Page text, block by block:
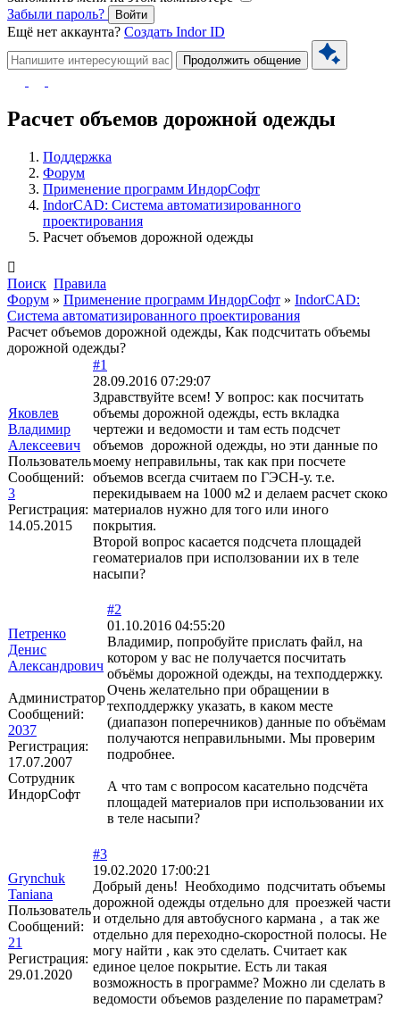
Забыли пароль?
Войти
Ещё нет аккаунта? Создать Indor ID
Продолжить общение
Расчет объемов дорожной одежды
Поддержка
Форум
Применение программ ИндорСофт
IndorCAD: Система автоматизированного
проектирования
Расчет объемов дорожной одежды
Поиск Правила
Форум » Применение программ ИндорСофт » IndorCAD:
Система автоматизированного проектирования
Расчет объемов дорожной одежды, Как подсчитать объемы
дорожной одежды?
Яковлев
Владимир
Алексеевич
Пользователь
Сообщений:
3
Регистрация:
14.05.2015
#1
28.09.2016 07:29:07
Здравствуйте всем! У вопрос: как посчитать
объемы дорожной одежды, есть вкладка
чертежи и ведомости и там есть подсчет
объемов дорожной одежды, но эти данные по
моему неправильны, так как при посчете
объемов всегда считаем по ГЭСН-у. т.е.
перекидываем на 1000 м2 и делаем расчет скоко
материалов нужно для того или иного
покрытия.
Второй вопрос касается подсчета площадей
геоматериалов при исползовании их в теле
насыпи?
Петренко
Денис
Александрович
Администратор
Сообщений:
2037
Регистрация:
17.07.2007
Сотрудник
ИндорСофт
#2
01.10.2016 04:55:20
Владимир, попробуйте прислать файл, на
котором у вас не получается посчитать
объёмы дорожной одежды, на техподдержку.
Очень желательно при обращении в
техподдержку указать, в каком месте
(диапазон поперечников) данные по объёмам
получаются неправильными. Мы проверим
подробнее.
А что там с вопросом касательно подсчёта
площадей материалов при использовании их
в теле насыпи?
Grynchuk
Taniana
Пользователь
Сообщений:
21
Регистрация:
29.01.2020
#3
19.02.2020 17:00:21
Добрый день! Необходимо подсчитать объемы
дорожной одежды отдельно для проезжей части
и отдельно для автобусного кармана , а так же
отдельно для переходно-скоростной полосы. Не
могу найти , как это сделать. Считает как
единое целое покрытие. Есть ли такая
возможность в программе? Можно ли сделать в
ведомости объемов разделение по параметрам?